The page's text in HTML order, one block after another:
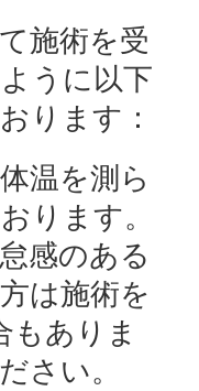
施術を受
うに以下
ります：
温を測ら
ります。
感のある
は施術を
もありま
さい。